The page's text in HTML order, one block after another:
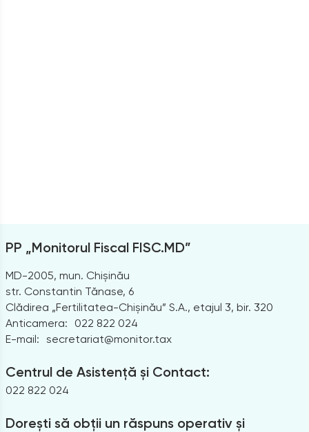
PP „Monitorul Fiscal FISC.MD”
MD-2005, mun. Chișinău
str. Constantin Tănase, 6
Clădirea „Fertilitatea-Chișinău” S.A., etajul 3, bir. 320
Anticamera:
022 822 024
E-mail: secretariat@monitor.tax
Centrul de Asistență și Contact:
022 822 024
Dorești să obții un răspuns operativ și